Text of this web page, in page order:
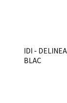
IDI -
BLAC